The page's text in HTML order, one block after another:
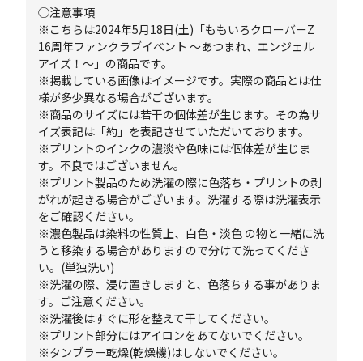
◯注意事項
※こちらは2024年5月18日(土)「ももいろクローバーZ
16周年ファンクラブイベント ～あつまれ、エンジェル
アイズ！～」の商品です。
※掲載している画像はイメージです。実際の商品とは仕
様が多少異なる場合がございます。
※商品のサイズには若干の個体差が生じます。その為サ
イズ表記は「約」を表記させていただいております。
※プリントのインクの濃淡や色味には個体差が生じま
す。不良ではございません。
※プリント製品のため洗濯の際に色落ち・プリントの剥
がれが起きる場合がございます。洗濯する際は洗濯表示
をご確認ください。
※濃色製品は染料の性質上、白色・淡色 の物と一緒に洗
うと移染する場合がありますので分けて洗ってくださ
い。(単独洗い)
※洗濯の際、浸け置きしますと、色落ちする事がありま
す。ご注意ください。
※洗濯後はすぐに形を整えて干してください。
※プリント部分にはアイロンをあてないでください。
※タンブラー乾燥(乾燥機)はしないでください。